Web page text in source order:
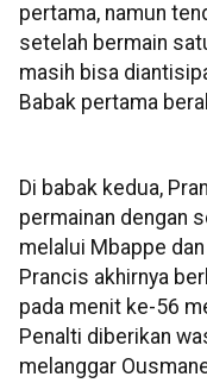
pertama, namun
setelah bermain
masih bisa
Babak pertama
Di babak kedua,
permainan dengan
melalui Mbappe
Prancis akhirnya
pada menit ke-56
Penalti diberikan
melanggar